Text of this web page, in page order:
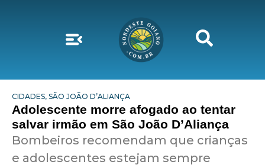
CIDADES, SÃO JOÃO D’ALIANÇA
Adolescente morre afogado ao tentar
salvar irmão em São João D’Aliança
Bombeiros recomendam que crianças
e adolescentes estejam sempre